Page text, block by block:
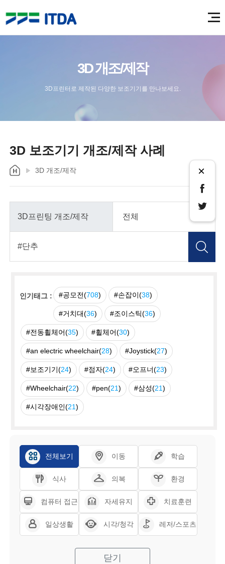
3D 개조/제작
3D프린터로 제작된 다양한 보조기기를 만나보세요.
3D 보조기기 개조/제작 사례
3D 개조/제작 ×
인기태그 : #공모전(708) #손잡이(38)
#거치대(36) #조이스틱(36)
#전동휠체어(35) #휠체어(30)
#an electric wheelchair(28) #Joystick(27)
#보조기기(24) #점자(24) #오프너(23)
#Wheelchair(22) #pen(21) #삼성(21)
#시각장애인(21)
전체보기 이동 학습
식사 의복 환경
컴퓨터 접근 자세유지 치료훈련
일상생활 시각/청각 레저/스포츠
닫기